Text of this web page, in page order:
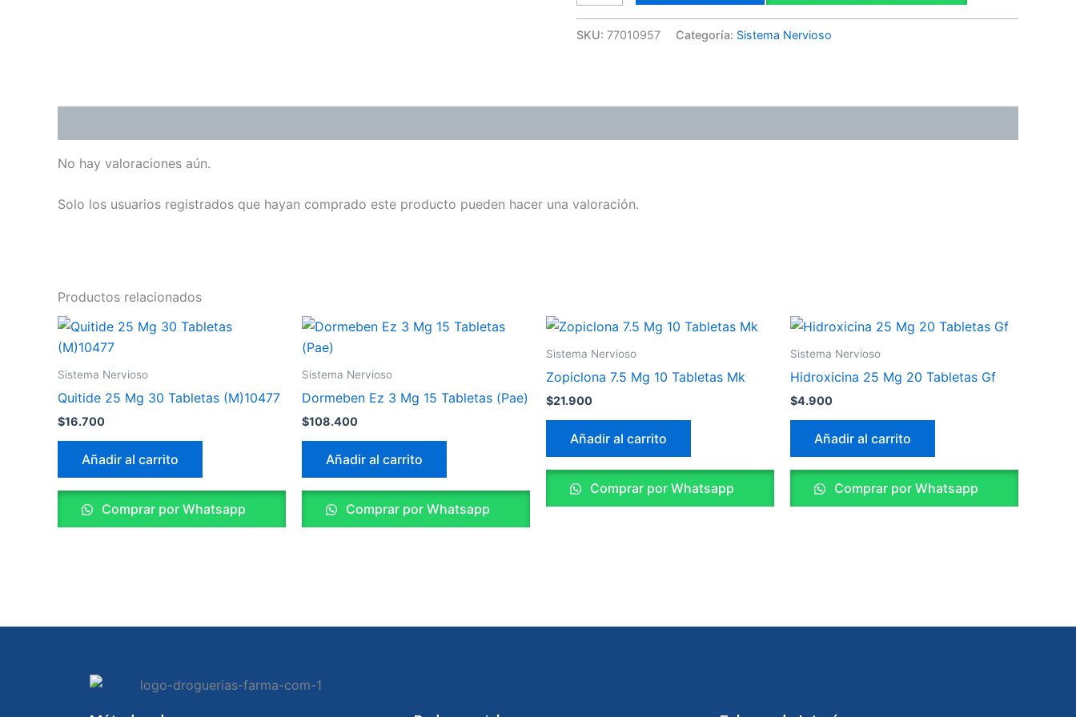
SKU: 77010957 Categoría: Sistema Nervioso
No hay valoraciones aún.
Solo los usuarios registrados que hayan comprado este producto pueden hacer una valoración.
Productos relacionados
Sistema Nervioso
Quitide 25 Mg 30 Tabletas (M)10477
$16.700
Añadir al carrito
Comprar por Whatsapp
Sistema Nervioso
Dormeben Ez 3 Mg 15 Tabletas (Pae)
$108.400
Añadir al carrito
Comprar por Whatsapp
Sistema Nervioso
Zopiclona 7.5 Mg 10 Tabletas Mk
$21.900
Añadir al carrito
Comprar por Whatsapp
Sistema Nervioso
Hidroxicina 25 Mg 20 Tabletas Gf
$4.900
Añadir al carrito
Comprar por Whatsapp